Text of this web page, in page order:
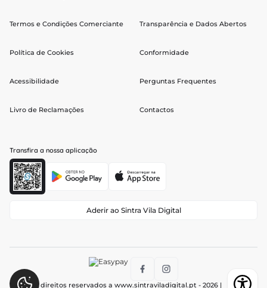
Termos e Condições Comerciante
Política de Cookies
Acessibilidade
Livro de Reclamações
Transparência e Dados Abertos
Conformidade
Perguntas Frequentes
Contactos
Transfira a nossa aplicação
Aderir ao Sintra Vila Digital
Todos os direitos reservados a www.sintraviladigital.pt - 2026 |